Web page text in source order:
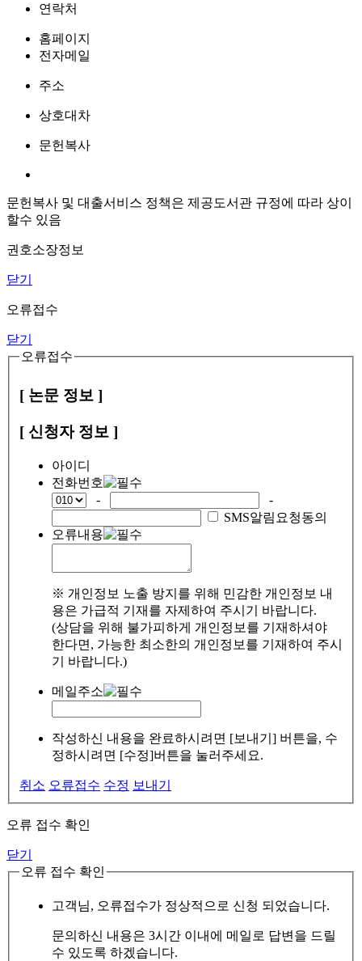
연락처
홈페이지
전자메일
주소
상호대차
문헌복사
문헌복사 및 대출서비스 정책은 제공도서관 규정에 따라 상이
할수 있음
권호소장정보
닫기
오류접수
닫기
오류접수
[ 논문 정보 ]
[ 신청자 정보 ]
아이디
전화번호
-
-
SMS알림요청동의
오류내용
※ 개인정보 노출 방지를 위해 민감한 개인정보 내
용은 가급적 기재를 자제하여 주시기 바랍니다.
(상담을 위해 불가피하게 개인정보를 기재하셔야
한다면, 가능한 최소한의 개인정보를 기재하여 주시
기 바랍니다.)
메일주소
작성하신 내용을 완료하시려면 [보내기] 버튼을, 수
정하시려면 [수정]버튼을 눌러주세요.
취소 오류접수 수정 보내기
오류 접수 확인
닫기
오류 접수 확인
고객님, 오류접수가 정상적으로 신청 되었습니다.
문의하신 내용은 3시간 이내에 메일로 답변을 드릴
수 있도록 하겠습니다.